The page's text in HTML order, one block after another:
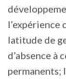
l’expérience
latitude de
d’absence à
permanents;